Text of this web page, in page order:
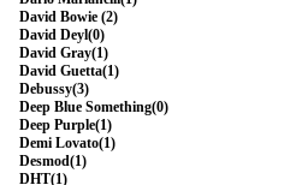
David Bowie (2)
David Deyl(0)
David Gray(1)
David Guetta(1)
Debussy(3)
Deep Blue Something(0)
Deep Purple(1)
Demi Lovato(1)
Desmod(1)
DHT(1)